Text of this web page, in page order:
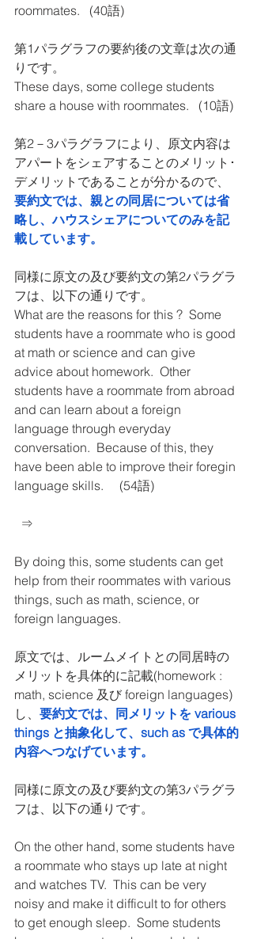
roommates.   (40語)
第1パラグラフの要約後の文章は次の通
りです。
These days, some college students
share a house with roommates.   (10語)
第2－3パラグラフにより、原文内容は
アパートをシェアすることのメリット･
デメリットであることが分かるので、
要約文では、親との同居については省
略し、ハウスシェアについてのみを記
載しています。
同様に原文の及び要約文の第2パラグラ
フは、以下の通りです。
What are the reasons for this ?  Some
students have a roommate who is good
at math or science and can give
advice about homework.  Other
students have a roommate from abroad
and can learn about a foreign
language through everyday
conversation.  Because of this, they
have been able to improve their foregin
language skills.     (54語)
  ⇒
By doing this, some students can get
help from their roommates with various
things, such as math, science, or
foreign languages.
原文では、ルームメイトとの同居時の
メリットを具体的に記載(homework :
math, science 及び foreign languages)
し、 要約文では、同メリットを various
things と抽象化して、such as で具体的
内容へつなげています。
同様に原文の及び要約文の第3パラグラ
フは、以下の通りです。
On the other hand, some students have
a roommate who stays up late at night
and watches TV.  This can be very
noisy and make it difficult to for others
to get enough sleep.  Some students